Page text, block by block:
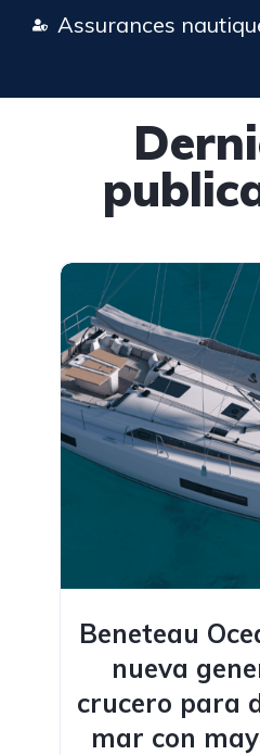
Assurances
Beneteau
nueva
crucero para
mar con